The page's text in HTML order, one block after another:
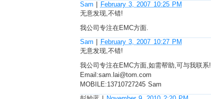
Sam | February 3, 2007 10:25 PM
无意发现,不错!
我公司专注在EMC方面.
Sam | February 3, 2007 10:27 PM
无意发现,不错!
我公司专注在EMC方面,如需帮助,可与我联系!
Email:sam.lai@tom.com
MOBILE:13710727245 Sam